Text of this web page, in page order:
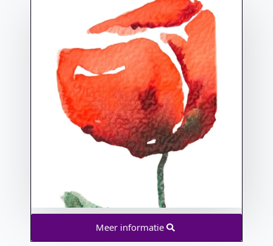
Meer informatie